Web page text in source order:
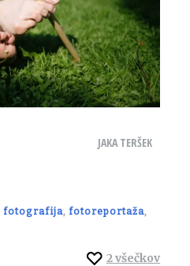
JAKA TERŠEK
fotografija, fotoreportaža,
2všečkov